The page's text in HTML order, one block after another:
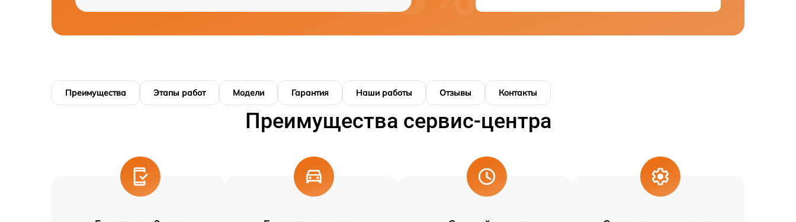
Преимущества Этапы работ Модели Гарантия Наши работы Отзывы Контакты
Преимущества сервис-центра